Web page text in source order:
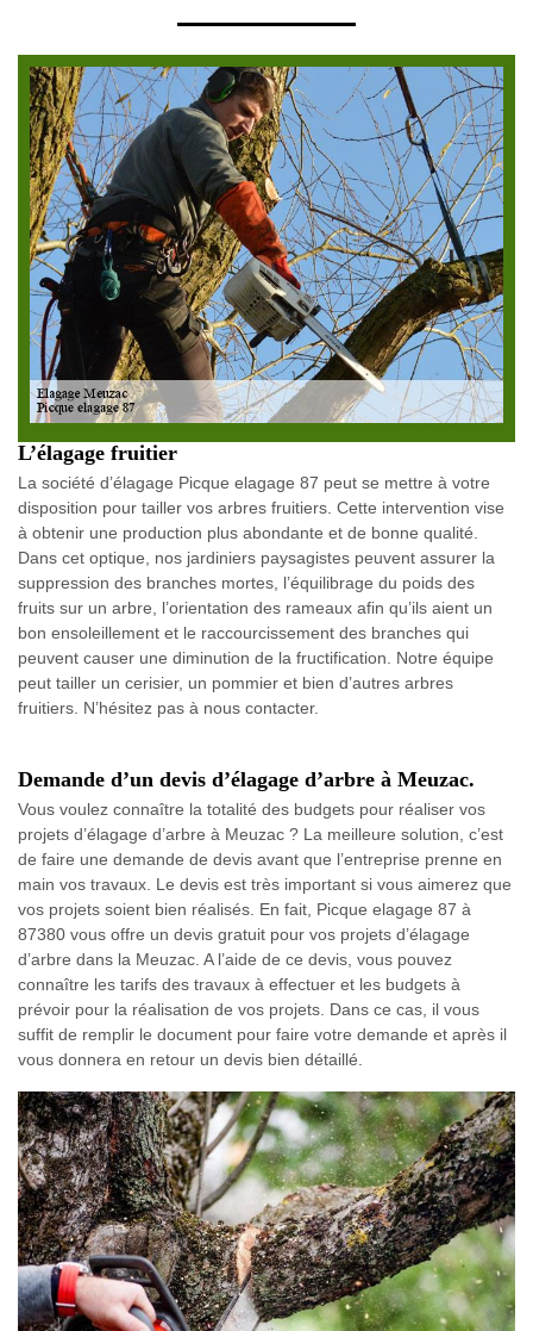
L’élagage fruitier
La société d’élagage Picque elagage 87 peut se mettre à votre
disposition pour tailler vos arbres fruitiers. Cette intervention vise
à obtenir une production plus abondante et de bonne qualité.
Dans cet optique, nos jardiniers paysagistes peuvent assurer la
suppression des branches mortes, l’équilibrage du poids des
fruits sur un arbre, l’orientation des rameaux afin qu’ils aient un
bon ensoleillement et le raccourcissement des branches qui
peuvent causer une diminution de la fructification. Notre équipe
peut tailler un cerisier, un pommier et bien d’autres arbres
fruitiers. N’hésitez pas à nous contacter.
Demande d’un devis d’élagage d’arbre à Meuzac.
Vous voulez connaître la totalité des budgets pour réaliser vos
projets d’élagage d’arbre à Meuzac ? La meilleure solution, c’est
de faire une demande de devis avant que l’entreprise prenne en
main vos travaux. Le devis est très important si vous aimerez que
vos projets soient bien réalisés. En fait, Picque elagage 87 à
87380 vous offre un devis gratuit pour vos projets d’élagage
d’arbre dans la Meuzac. A l’aide de ce devis, vous pouvez
connaître les tarifs des travaux à effectuer et les budgets à
prévoir pour la réalisation de vos projets. Dans ce cas, il vous
suffit de remplir le document pour faire votre demande et après il
vous donnera en retour un devis bien détaillé.